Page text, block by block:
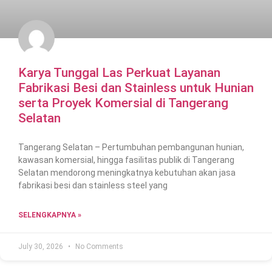
Karya Tunggal Las Perkuat Layanan
Fabrikasi Besi dan Stainless untuk Hunian
serta Proyek Komersial di Tangerang
Selatan
Tangerang Selatan – Pertumbuhan pembangunan hunian,
kawasan komersial, hingga fasilitas publik di Tangerang
Selatan mendorong meningkatnya kebutuhan akan jasa
fabrikasi besi dan stainless steel yang
SELENGKAPNYA »
July 30, 2026 No Comments